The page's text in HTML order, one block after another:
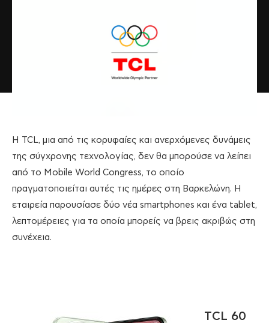
Η TCL, μια από τις κορυφαίες και ανερχόμενες δυνάμεις
της σύγχρονης τεχνολογίας, δεν θα μπορούσε να λείπει
από το Mobile World Congress, το οποίο
πραγματοποιείται αυτές τις ημέρες στη Βαρκελώνη. Η
εταιρεία παρουσίασε δύο νέα smartphones και ένα tablet,
λεπτομέρειες για τα οποία μπορείς να βρεις ακριβώς στη
συνέχεια.
TCL 60